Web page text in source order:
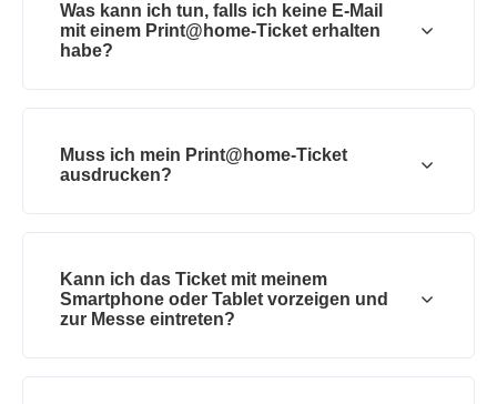
Was kann ich tun, falls ich keine E-Mail
mit einem Print@home-Ticket erhalten
habe?
Muss ich mein Print@home-Ticket
ausdrucken?
Kann ich das Ticket mit meinem
Smartphone oder Tablet vorzeigen und
zur Messe eintreten?